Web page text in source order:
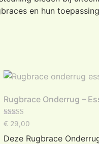
en hun
bieden
verplaatsbaar
die we maken.
Rugbrace Onderrug –
Rated
5.00
out of 5
€ 29,00
Deze Rugbrace